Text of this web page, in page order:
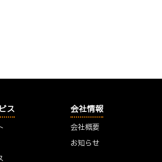
ス 会社情報
会社概要
お知らせ